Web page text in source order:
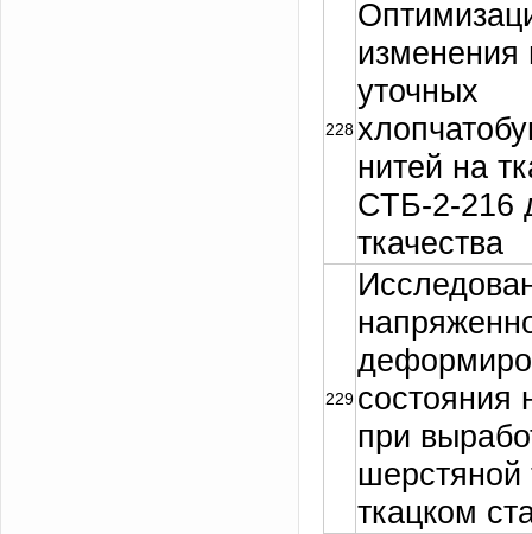
228
изменения
уточных
нитей на
СТБ-2-216
ткачества
229 состояния
при
шерстяной
ткацком